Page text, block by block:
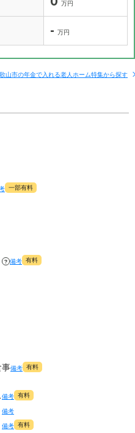
万円
- 万円
山市の年金で入れる老人ホーム特集から探す
一部有料
? 備考 有料
事備考 有料
備考 有料
備考
備考 有料